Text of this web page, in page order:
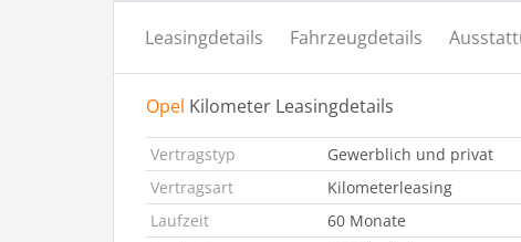
Leasingdetails Fahrzeugdetails
Opel Kilometer Leasingdetails
Vertragstyp
Gewerblich und privat
Vertragsart
Kilometerleasing
Laufzeit
60 Monate